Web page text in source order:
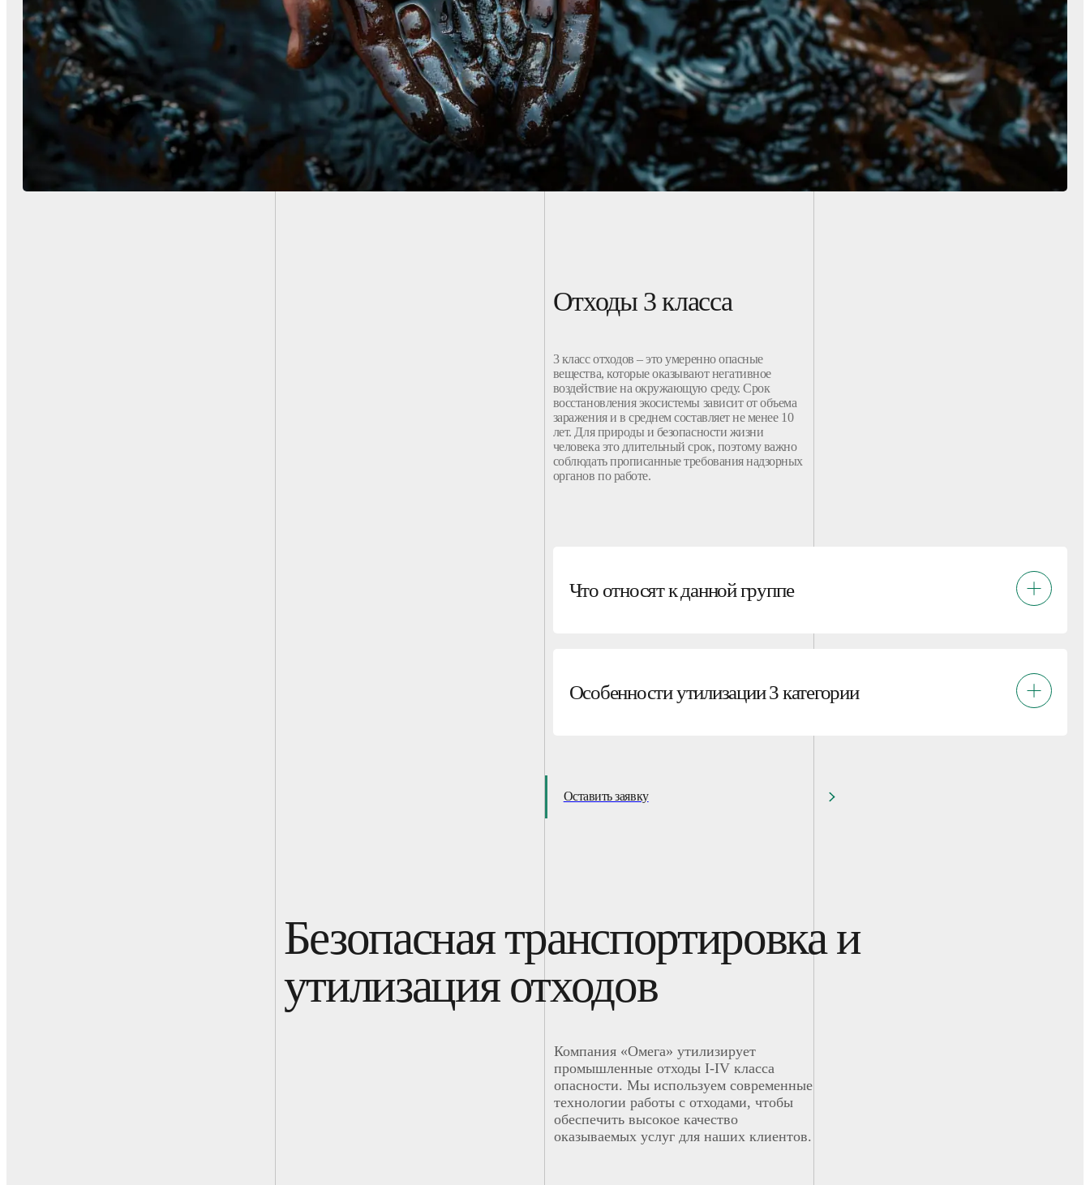
Отходы 3 класса
3 класс отходов – это умеренно опасные
вещества, которые оказывают негативное
воздействие на окружающую среду. Срок
восстановления экосистемы зависит от объема
заражения и в среднем составляет не менее 10
лет. Для природы и безопасности жизни
человека это длительный срок, поэтому важно
соблюдать прописанные требования надзорных
органов по работе.
Что относят к данной группе
Особенности утилизации 3 категории
Оставить заявку
Безопасная транспортировка и
утилизация отходов
Компания «Омега» утилизирует
промышленные отходы I-IV класса
опасности. Мы используем современные
технологии работы с отходами, чтобы
обеспечить высокое качество
оказываемых услуг для наших клиентов.